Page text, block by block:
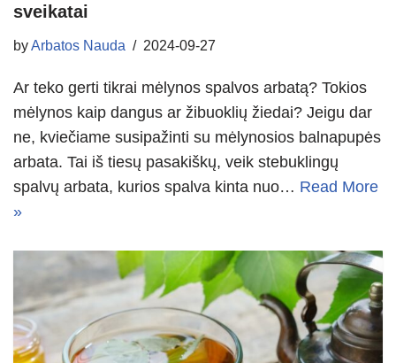
sveikatai
byArbatos Nauda 2024-09-27
Ar teko gerti tikrai mėlynos spalvos arbatą? Tokios
mėlynos kaip dangus ar žibuoklių žiedai? Jeigu dar
ne, kviečiame susipažinti su mėlynosios balnapupės
arbata. Tai iš tiesų pasakiškų, veik stebuklingų
spalvų arbata, kurios spalva kinta nuo… Read More
»